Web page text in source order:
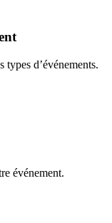
types d’événements.
événement.